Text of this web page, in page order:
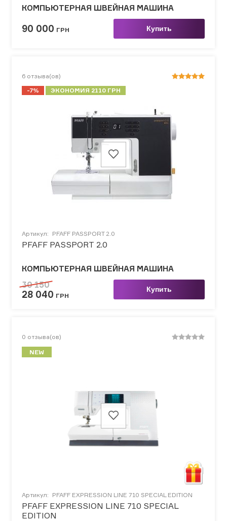
КОМПЬЮТЕРНАЯ ШВЕЙНАЯ МАШИНА
90 000 ГРН Купить
6 отзыва(ов)
-7%
ЭКОНОМИЯ 2110 ГРН
Артикул: PFAFF PASSPORT 2.0
PFAFF PASSPORT 2.0
КОМПЬЮТЕРНАЯ ШВЕЙНАЯ МАШИНА
30 150
28 040 ГРН
Купить
0 отзыва(ов)
NEW
Артикул: PFAFF EXPRESSION LINE 710 SPECIAL EDITION
PFAFF EXPRESSION LINE 710 SPECIAL
EDITION